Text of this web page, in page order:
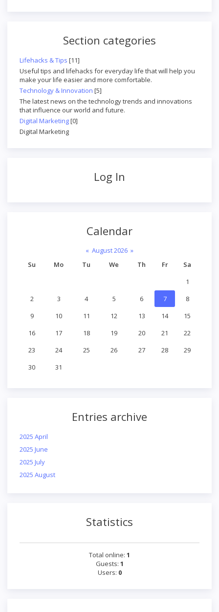
Section categories
Lifehacks & Tips [11]
Useful tips and lifehacks for everyday life that will help you
make your life easier and more comfortable.
Technology & Innovation [5]
The latest news on the technology trends and innovations
that influence our world and future.
Digital Marketing[0]
Digital Marketing
Log In
Calendar
« August 2026 »
Su
Mo Tu We Th Fr
Sa
1
2
3 4 5 6 7
8
9
10 11 12 13 14
15
16
17 18 19 20 21
22
23
24 25 26 27 28
29
30
31
Entries archive
2025 April
2025 June
2025 July
2025 August
Statistics
Total online: 1
Guests: 1
Users: 0